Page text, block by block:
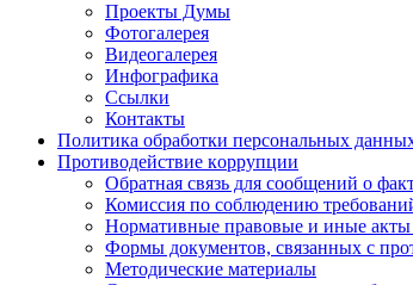
Проекты Думы
Фотогалерея
Видеогалерея
Инфографика
Ссылки
Контакты
Политика обработки персональных
Прoтивoдeйствие кoрpупции
Обратная связь для сообщений о
Комиссия по соблюдению
Нормативные правовые и иные акты
Формы документов, связанных с
Методические материалы